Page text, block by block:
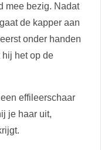
mee bezig. Nadat
de kapper aan
onder handen
het op de
effileerschaar
je haar uit,